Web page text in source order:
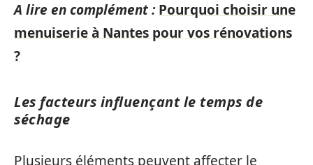
A lire en complément : Pourquoi choisir une
menuiserie à Nantes pour vos rénovations
?
Les facteurs influençant le temps de
séchage
Plusieurs éléments peuvent affecter le